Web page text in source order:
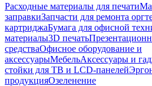
Расходные материалы для печати
заправкиЗапчасти для ремонта
картриджаБумага для офисной
материалы3D печать
средстваОфисное оборудование и
аксессуарыМебельАксессуары и
стойки для ТВ и LCD-панелей
продукцияОзеленение